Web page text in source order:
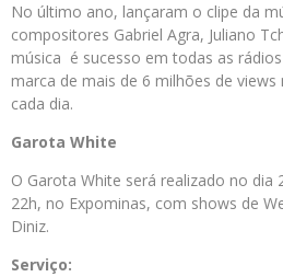
No último ano, lançaram o clipe da
compositores Gabriel Agra, Juliano
música é sucesso em todas as
marca de mais de 6 milhões de
cada dia.
Garota White
O Garota White será realizado no dia
22h, no Expominas, com shows de
Diniz.
Serviço: